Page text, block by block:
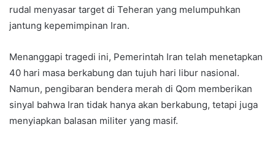
rudal menyasar target di Teheran yang melumpuhkan
jantung kepemimpinan Iran.
Menanggapi tragedi ini, Pemerintah Iran telah menetapkan
40 hari masa berkabung dan tujuh hari libur nasional.
Namun, pengibaran bendera merah di Qom memberikan
sinyal bahwa Iran tidak hanya akan berkabung, tetapi juga
menyiapkan balasan militer yang masif.